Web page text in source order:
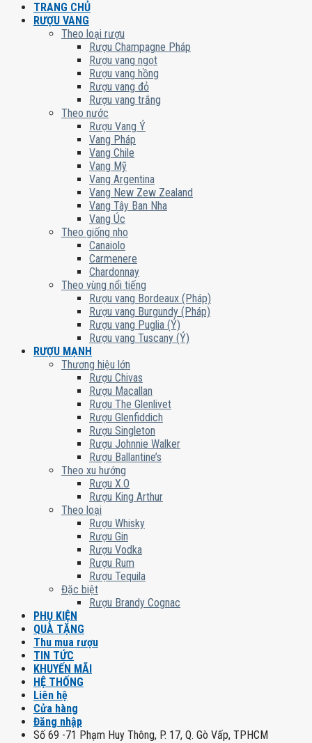
TRANG CHỦ
RƯỢU VANG
Theo loại rượu
Rượu Champagne Pháp
Rượu vang ngọt
Rượu vang hồng
Rượu vang đỏ
Rượu vang trắng
Theo nước
Rượu Vang Ý
Vang Pháp
Vang Chile
Vang Mỹ
Vang Argentina
Vang New Zew Zealand
Vang Tây Ban Nha
Vang Úc
Theo giống nho
Canaiolo
Carmenere
Chardonnay
Theo vùng nổi tiếng
Rượu vang Bordeaux (Pháp)
Rượu vang Burgundy (Pháp)
Rượu vang Puglia (Ý)
Rượu vang Tuscany (Ý)
RƯỢU MẠNH
Thương hiệu lớn
Rượu Chivas
Rượu Macallan
Rượu The Glenlivet
Rượu Glenfiddich
Rượu Singleton
Rượu Johnnie Walker
Rượu Ballantine’s
Theo xu hướng
Rượu X.O
Rượu King Arthur
Theo loại
Rượu Whisky
Rượu Gin
Rượu Vodka
Rượu Rum
Rượu Tequila
Đặc biệt
Rượu Brandy Cognac
PHỤ KIỆN
QUÀ TẶNG
Thu mua rượu
TIN TỨC
KHUYẾN MÃI
HỆ THỐNG
Liên hệ
Cửa hàng
Đăng nhập
Số 69 -71 Phạm Huy Thông, P. 17, Q. Gò Vấp, TPHCM